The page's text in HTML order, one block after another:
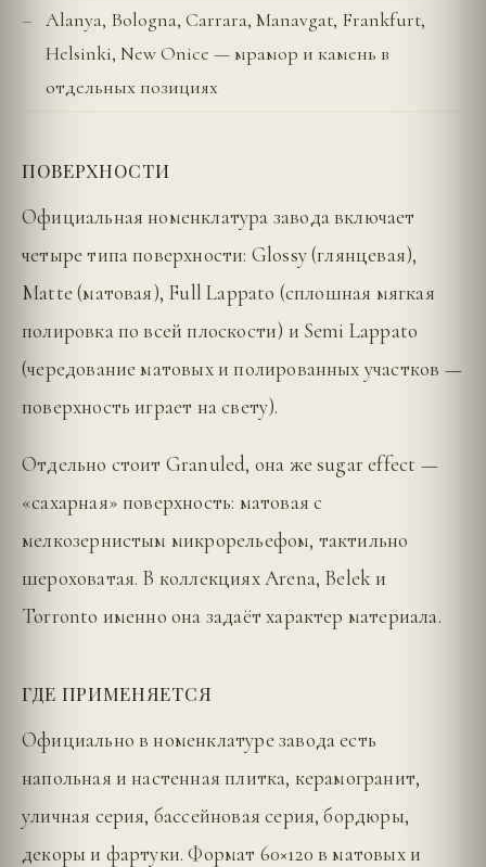
Alanya, Bologna, Carrara, Manavgat, Frankfurt,
Helsinki, New Onice — мрамор и камень в
отдельных позициях
ПОВЕРХНОСТИ
Официальная номенклатура завода включает
четыре типа поверхности: Glossy (глянцевая),
Matte (матовая), Full Lappato (сплошная мягкая
полировка по всей плоскости) и Semi Lappato
(чередование матовых и полированных участков —
поверхность играет на свету).
Отдельно стоит Granuled, она же sugar effect —
«сахарная» поверхность: матовая с
мелкозернистым микрорельефом, тактильно
шероховатая. В коллекциях Arena, Belek и
Torronto именно она задаёт характер материала.
ГДЕ ПРИМЕНЯЕТСЯ
Официально в номенклатуре завода есть
напольная и настенная плитка, керамогранит,
уличная серия, бассейновая серия, бордюры,
декоры и фартуки. Формат 60×120 в матовых и